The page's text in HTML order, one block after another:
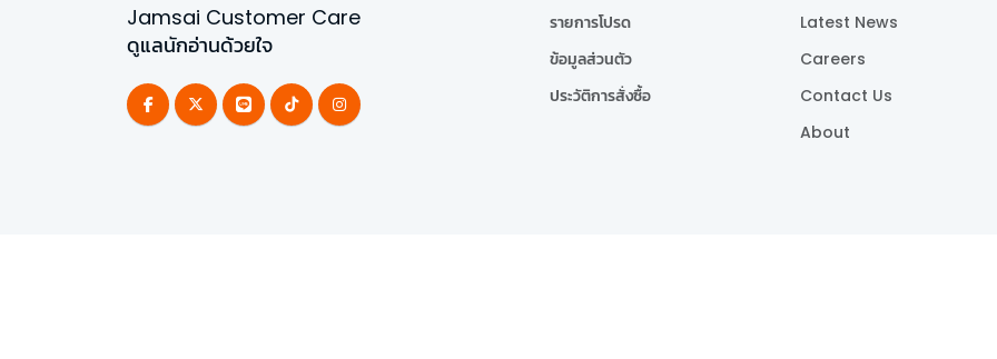
Jamsai Customer Care
ดูแลนักอ่านด้วยใจ
รายการโปรด
ข้อมูลส่วนตัว
ประวัติการสั่งซื้อ
Latest News
Careers
Contact Us
About